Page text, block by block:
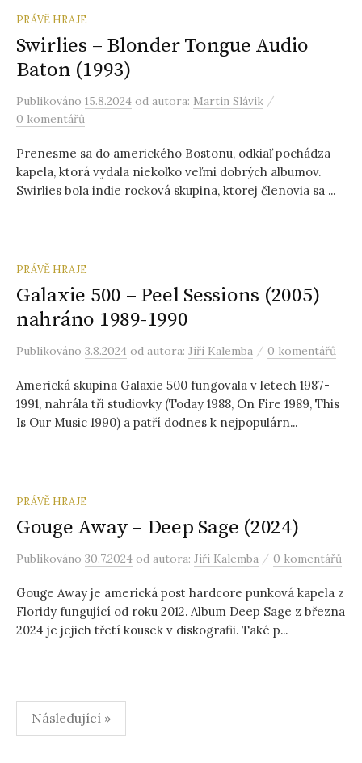
PRÁVĚ HRAJE
Swirlies – Blonder Tongue Audio
Baton (1993)
Publikováno 15.8.2024 od autora: Martin Slávik /
0 komentářů
Prenesme sa do amerického Bostonu, odkiaľ pochádza
kapela, ktorá vydala niekoľko veľmi dobrých albumov.
Swirlies bola indie rocková skupina, ktorej členovia sa ...
PRÁVĚ HRAJE
Galaxie 500 – Peel Sessions (2005)
nahráno 1989-1990
Publikováno 3.8.2024 od autora: Jiří Kalemba / 0 komentářů
Americká skupina Galaxie 500 fungovala v letech 1987-
1991, nahrála tři studiovky (Today 1988, On Fire 1989, This
Is Our Music 1990) a patří dodnes k nejpopulárn...
PRÁVĚ HRAJE
Gouge Away – Deep Sage (2024)
Publikováno 30.7.2024 od autora: Jiří Kalemba / 0 komentářů
Gouge Away je americká post hardcore punková kapela z
Floridy fungující od roku 2012. Album Deep Sage z března
2024 je jejich třetí kousek v diskografii. Také p...
Stránkování
příspěvků
Následující »